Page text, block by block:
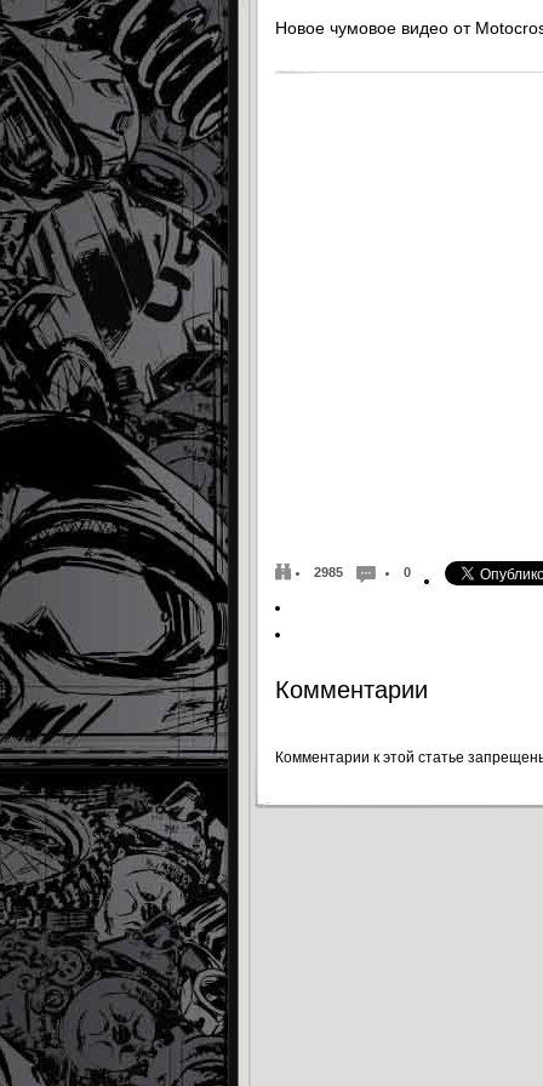
Новое чумовое видео от
2985 0
Комментарии
Комментарии к этой статье